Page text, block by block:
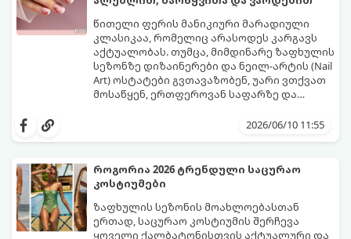
წითელი ფერის მანიკიური მარადიული
კლასიკაა, რომელიც არასოდეს კარგავს
აქტუალობას. თუმცა, მიმდინარე ზაფხულის
სეზონზე დიზაინერები და ნეილ-არტის (Nail
Art) ოსტატები გვთავაზობენ, უარი ვთქვათ
მოსაწყენ, ერთფეროვან საფარზე და
წვნიანი და რომანტიკული განწყობა
კლასიკური ალისფერიდან დაწყებული,
ექსპერიმენტებისთვის. გაიგეთ, რომელი
სამი მთავარი პრინტი იქნება ივნისის
ყველაზე ცხელი ტრენდი ფრჩხილების
მოდაში:
2026/06/10 11:55
როგორია 2026 ტრენდული საცურაო
კოსტიუმები
ზაფხულის სეზონის მოახლოებასთან
ერთად, საცურაო კოსტიუმის შერჩევა
ყოველი ქალბატონისთვის აქტუალური და